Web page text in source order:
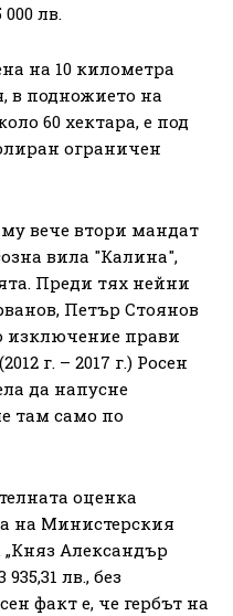
лв.
на 10 километра
в подножието на
60 хектара, е под
ограничен
вече втори мандат
вила "Калина",
Преди тях нейни
Петър Стоянов
изключение прави
г. – 2017 г.) Росен
да напусне
там само по
оценка
на Министерския
„Княз Александър
лв., без
факт е, че гербът на